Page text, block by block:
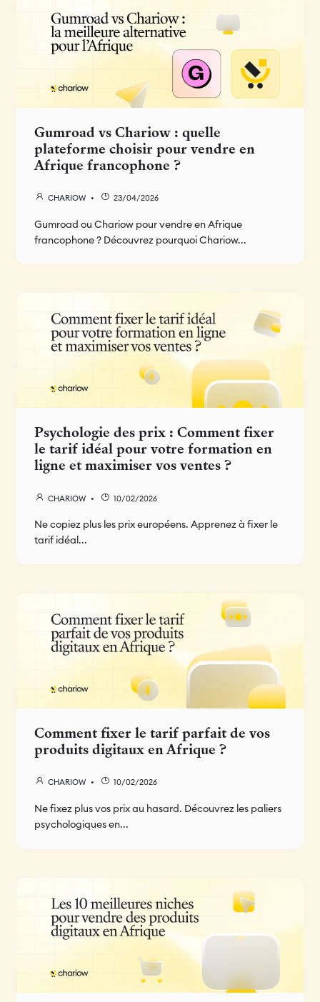
Gumroad vs Chariow : quelle
plateforme choisir pour vendre en
Afrique francophone ?
CHARIOW 23/04/2026
Gumroad ou Chariow pour vendre en Afrique
francophone ? Découvrez pourquoi Chariow...
Psychologie des prix : Comment fixer
le tarif idéal pour votre formation en
ligne et maximiser vos ventes ?
CHARIOW 10/02/2026
Ne copiez plus les prix européens. Apprenez à fixer le
tarif idéal...
Comment fixer le tarif parfait de vos
produits digitaux en Afrique ?
CHARIOW 10/02/2026
Ne fixez plus vos prix au hasard. Découvrez les paliers
psychologiques en...